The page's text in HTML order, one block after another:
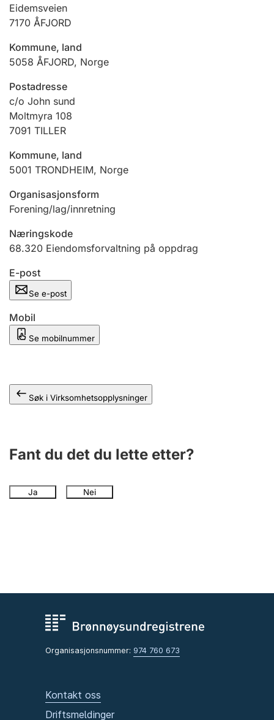
Jeger
Ektepaktveileder
Offentlig sektor
Eidemsveien
7170 ÅFJORD
Kommune, land
5058 ÅFJORD, Norge
Postadresse
c/o John sund
Moltmyra 108
7091 TILLER
Kommune, land
5001 TRONDHEIM, Norge
Organisasjonsform
Forening/lag/innretning
Næringskode
68.320 Eiendomsforvaltning på oppdrag
E-post
Se e-post
Mobil
Se mobilnummer
Søk i Virksomhetsopplysninger
Fant du det du lette etter?
Ja Nei
Organisasjonsnummer: 974 760 673
Kontakt oss
Driftsmeldinger